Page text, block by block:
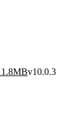
v10.0.3